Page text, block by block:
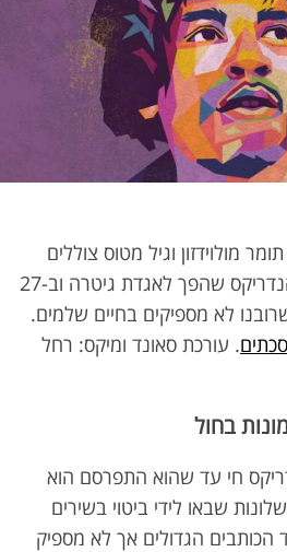
תומר מולוידזון וגיל מטוס צוללים
עמוק לסיפורו של ג’ימי הנדריקס שהפך לאגדת גיטרה וב-27
לא מספיקים בחיים שלמים.
. עורכת סאונד ומיקס: רחל
חי עד שהוא התפרסם הוא
שבאו לידי ביטוי בשירים
הכותבים הגדולים אך לא מספיק